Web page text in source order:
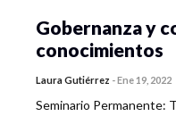
Gobernanza y
conocimientos
Laura Gutiérrez -Ene 19, 2022
Seminario Permanente: